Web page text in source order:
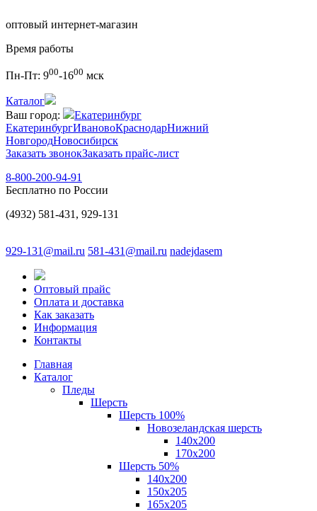
оптовый интернет-магазин
Время работы
Пн-Пт: 900-1600 мск
Каталог
Ваш город:
Екатеринбург
ЕкатеринбургИвановоКраснодарНижний
НовгородНовосибирск
Заказать звонокЗаказать прайс-лист
8-800-200-94-91
Бесплатно по России
(4932) 581-431, 929-131
929-131@mail.ru 581-431@mail.ru nadejdasem
Оптовый прайс
Оплата и доставка
Как заказать
Информация
Контакты
Главная
Каталог
Пледы
Шерсть
Шерсть 100%
Новозеландская шерсть
140х200
170x200
Шерсть 50%
140x200
150х205
165х205